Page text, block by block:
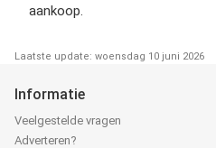
aankoop.
Laatste update: woensdag 10 juni 2026
Informatie
Veelgestelde vragen
Adverteren?